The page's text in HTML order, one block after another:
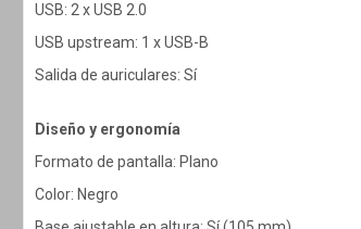
USB: 2 x USB 2.0
USB upstream: 1 x USB-B
Salida de auriculares: Sí
Diseño y ergonomía
Formato de pantalla: Plano
Color: Negro